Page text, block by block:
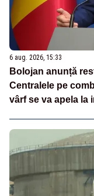
6 aug. 2026, 15:33
Bolojan anunță
Centralele pe
vârf se va apela la